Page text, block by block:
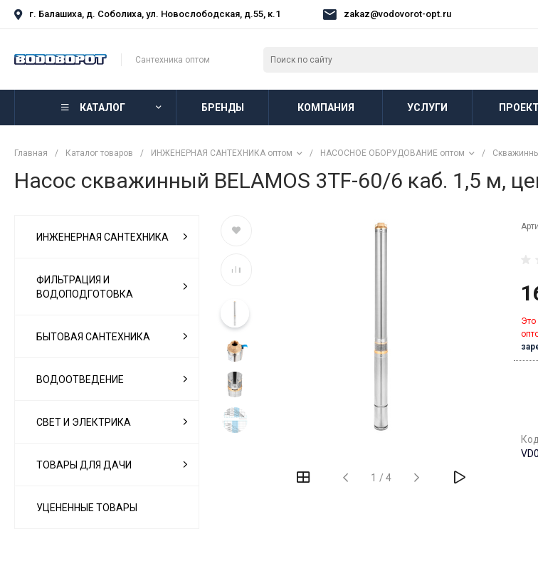
г. Балашиха, д. Соболиха, ул. Новослободская, д.55, к.1 zakaz@vodovorot-opt.ru
Сантехника оптом
КАТАЛОГ БРЕНДЫ КОМПАНИЯ УСЛУГИ
Главная / Каталог товаров / ИНЖЕНЕРНАЯ САНТЕХНИКА оптом / НАСОСНОЕ ОБОРУДОВАНИЕ оптом /
Насос скважинный BELAMOS 3TF-60/6 каб. 1,5 м,
ИНЖЕНЕРНАЯ САНТЕХНИКА
ФИЛЬТРАЦИЯ И
ВОДОПОДГОТОВКА
БЫТОВАЯ САНТЕХНИКА
ВОДООТВЕДЕНИЕ
СВЕТ И ЭЛЕКТРИКА
ТОВАРЫ ДЛЯ ДАЧИ
УЦЕНЕННЫЕ ТОВАРЫ
1 / 4
Это